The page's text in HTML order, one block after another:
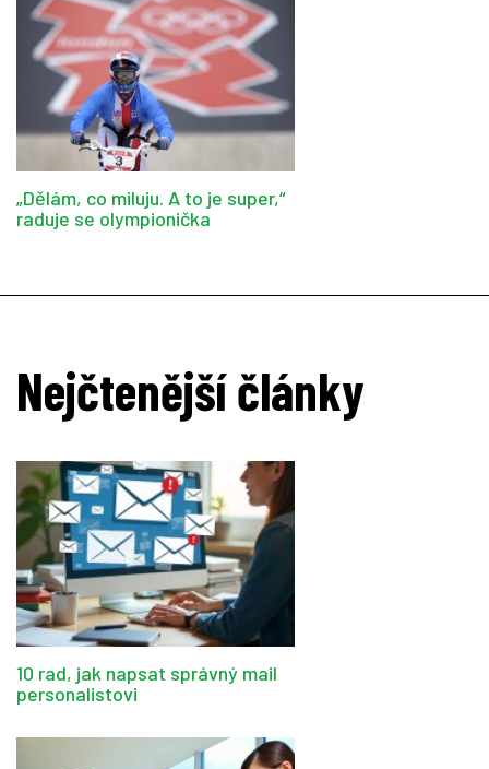
„Dělám, co miluju. A to je super,“
raduje se olympionička
Nejčtenější články
10 rad, jak napsat správný mail
personalistovi